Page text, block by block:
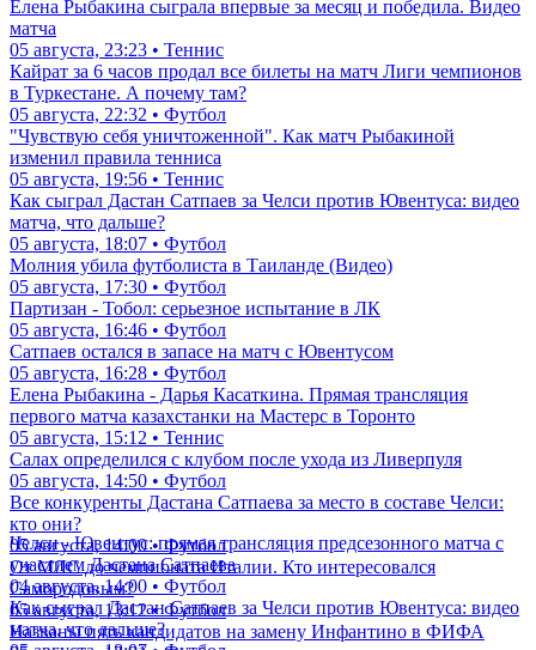
Елена Рыбакина сыграла впервые за месяц и победила. Видео
матча
05 августа, 23:23 • Теннис
Кайрат за 6 часов продал все билеты на матч Лиги чемпионов
в Туркестане. А почему там?
05 августа, 22:32 • Футбол
"Чувствую себя уничтоженной". Как матч Рыбакиной
изменил правила тенниса
05 августа, 19:56 • Теннис
Как сыграл Дастан Сатпаев за Челси против Ювентуса: видео
матча, что дальше?
05 августа, 18:07 • Футбол
Молния убила футболиста в Таиланде (Видео)
05 августа, 17:30 • Футбол
Партизан - Тобол: серьезное испытание в ЛК
05 августа, 16:46 • Футбол
Сатпаев остался в запасе на матч с Ювентусом
05 августа, 16:28 • Футбол
Елена Рыбакина - Дарья Касаткина. Прямая трансляция
первого матча казахстанки на Мастерс в Торонто
05 августа, 15:12 • Теннис
Салах определился с клубом после ухода из Ливерпуля
05 августа, 14:50 • Футбол
Все конкуренты Дастана Сатпаева за место в составе Челси:
кто они?
05 августа, 14:00 • Футбол
От МЛС до чемпионата Италии. Кто интересовался
Самородовым?
05 августа, 13:12 • Футбол
Названы пять кандидатов на замену Инфантино в ФИФА
Челси - Ювентус: прямая трансляция предсезонного матча с
участием Дастана Сатпаева
04 августа, 14:00 • Футбол
Как сыграл Дастан Сатпаев за Челси против Ювентуса: видео
матча, что дальше?